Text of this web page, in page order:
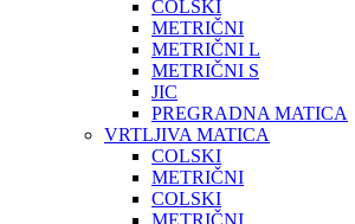
COLSKI
METRIČNI
METRIČNI L
METRIČNI S
JIC
PREGRADNA MATICA
VRTLJIVA MATICA
COLSKI
METRIČNI
COLSKI
METRIČNI